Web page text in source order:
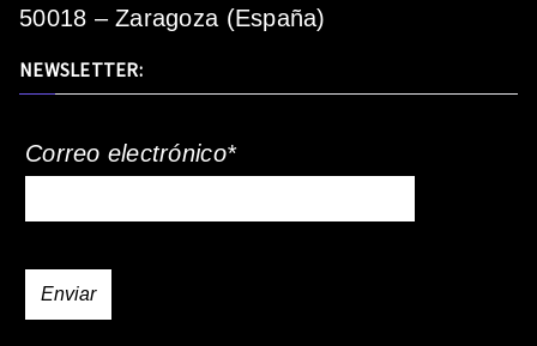
50018 – Zaragoza (España)
NEWSLETTER:
Correo electrónico*